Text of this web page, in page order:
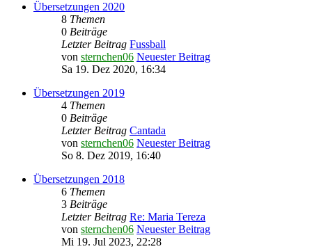
Übersetzungen 2020
8 Themen
0 Beiträge
Letzter Beitrag Fussball
von sternchen06 Neuester Beitrag
Sa 19. Dez 2020, 16:34
Übersetzungen 2019
4 Themen
0 Beiträge
Letzter Beitrag Cantada
von sternchen06 Neuester Beitrag
So 8. Dez 2019, 16:40
Übersetzungen 2018
6 Themen
3 Beiträge
Letzter Beitrag Re: Maria Tereza
von sternchen06 Neuester Beitrag
Mi 19. Jul 2023, 22:28